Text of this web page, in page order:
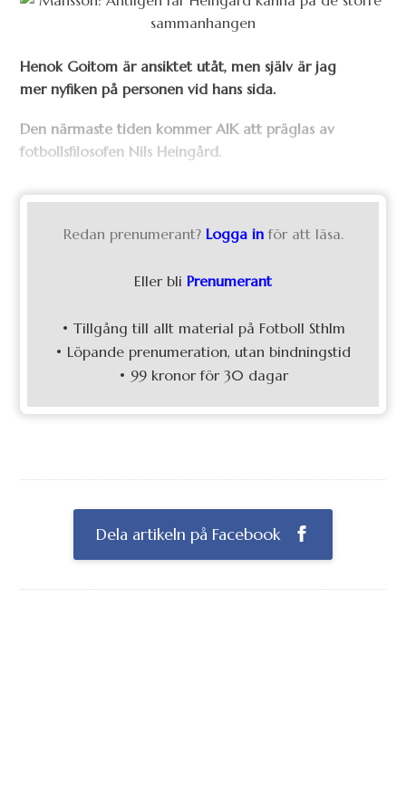
Henok Goitom är ansiktet utåt, men själv är jag
mer nyfiken på personen vid hans sida.
Den närmaste tiden kommer AIK att präglas av
fotbollsfilosofen Nils Heingård.
Redan prenumerant? Logga in för att läsa.
Eller bli Prenumerant
• Tillgång till allt material på Fotboll Sthlm
• Löpande prenumeration, utan bindningstid
• 99 kronor för 30 dagar
Dela artikeln på Facebook